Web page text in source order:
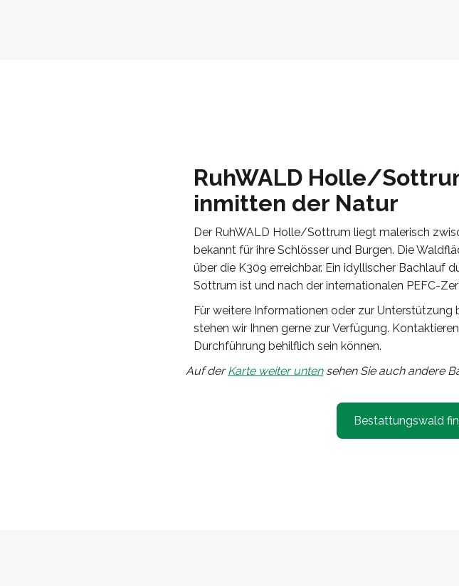
RuhWALD Holle/
inmitten der Natur
Der RuhWALD Holle/Sottrum liegt malerisch
bekannt für ihre Schlösser und Burgen. Die
über die K309 erreichbar. Ein idyllischer Bachlauf
Sottrum ist und nach der internationalen PEFC-
Für weitere Informationen oder zur
stehen wir Ihnen gerne zur Verfügung.
Durchführung behilflich sein können.
Auf derKarte weiter untensehen Sie auch andere
Bestattungswald